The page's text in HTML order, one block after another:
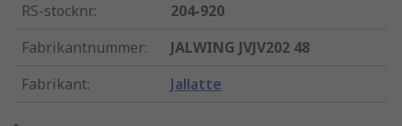
RS-stocknr.:
204-920
Fabrikantnummer:
JALWING JVJV202 48
Fabrikant: Jallatte